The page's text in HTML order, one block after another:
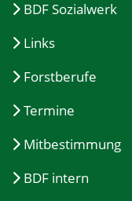
BDF Sozialwerk
Links
Forstberufe
Termine
Mitbestimmung
BDF intern